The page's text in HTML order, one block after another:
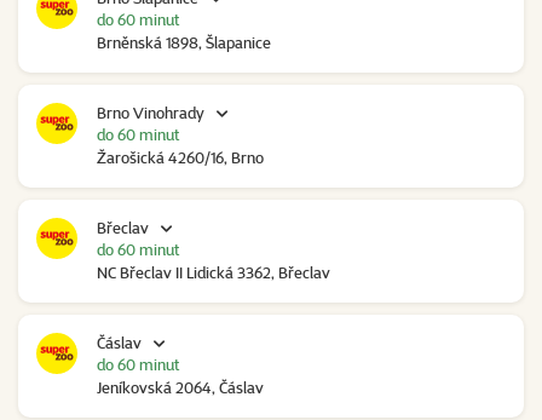
Brněnská 1898, Šlapanice
do 60 minut
Brno Vinohrady
Žarošická 4260/16, Brno
do 60 minut
Břeclav
NC Břeclav II Lidická 3362, Břeclav
do 60 minut
Čáslav
Jeníkovská 2064, Čáslav
do 60 minut